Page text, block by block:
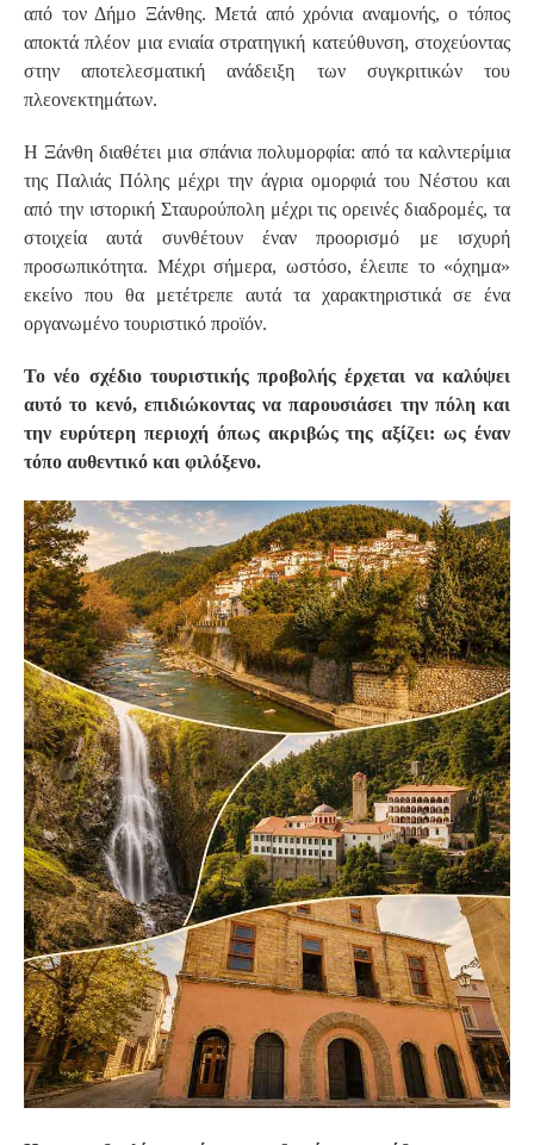
από τον Δήμο Ξάνθης. Μετά από χρόνια αναμονής, ο τόπος
αποκτά πλέον μια ενιαία στρατηγική κατεύθυνση, στοχεύοντας
στην αποτελεσματική ανάδειξη των συγκριτικών του
πλεονεκτημάτων.
Η Ξάνθη διαθέτει μια σπάνια πολυμορφία: από τα καλντερίμια
της Παλιάς Πόλης μέχρι την άγρια ομορφιά του Νέστου και
από την ιστορική Σταυρούπολη μέχρι τις ορεινές διαδρομές, τα
στοιχεία αυτά συνθέτουν έναν προορισμό με ισχυρή
προσωπικότητα. Μέχρι σήμερα, ωστόσο, έλειπε το «όχημα»
εκείνο που θα μετέτρεπε αυτά τα χαρακτηριστικά σε ένα
οργανωμένο τουριστικό προϊόν.
Το νέο σχέδιο τουριστικής προβολής έρχεται να καλύψει
αυτό το κενό, επιδιώκοντας να παρουσιάσει την πόλη και
την ευρύτερη περιοχή όπως ακριβώς της αξίζει: ως έναν
τόπο αυθεντικό και φιλόξενο.